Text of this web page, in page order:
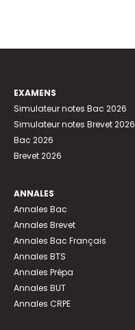
EXAMENS
Simulateur notes Bac 2026
Simulateur notes Brevet 2026
Bac 2026
Brevet 2026
ANNALES
Annales Bac
Annales Brevet
Annales Bac Français
Annales BTS
Annales Prépa
Annales BUT
Annales CRPE